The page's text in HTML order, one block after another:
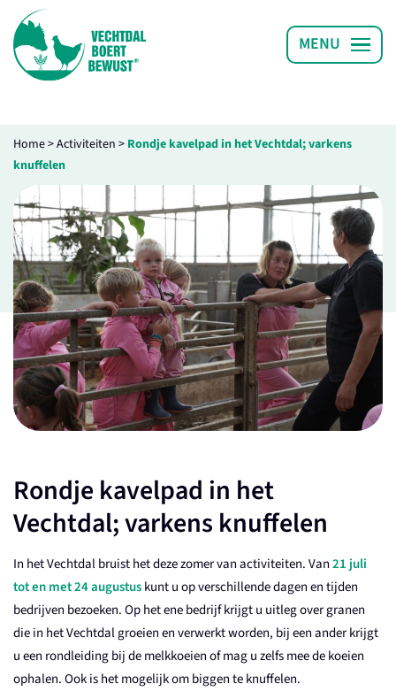
Home>Activiteiten > Rondje kavelpad in het Vechtdal; varkens
knuffelen
Rondje kavelpad in het
Vechtdal; varkens knuffelen
In het Vechtdal bruist het deze zomer van activiteiten. Van21 juli
tot en met 24 augustuskunt u op verschillende dagen en tijden
bedrijven bezoeken. Op het ene bedrijf krijgt u uitleg over granen
die in het Vechtdal groeien en verwerkt worden, bij een ander krijgt
u een rondleiding bij de melkkoeien of mag u zelfs mee de koeien
ophalen. Ook is het mogelijk om biggen te knuffelen.